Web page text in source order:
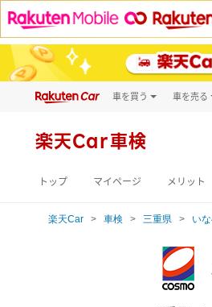
車を買う
新車
車を売る
楽天Car車検
トップ マイページ メリット
楽天Car 車検 三重県 い